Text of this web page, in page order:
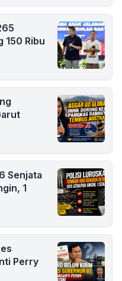
150 Ribu
Senjata
1
Perry